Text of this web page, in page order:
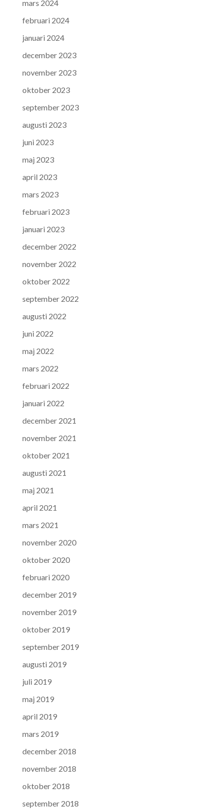
mars 2024
februari 2024
januari 2024
december 2023
november 2023
oktober 2023
september 2023
augusti 2023
juni 2023
maj 2023
april 2023
mars 2023
februari 2023
januari 2023
december 2022
november 2022
oktober 2022
september 2022
augusti 2022
juni 2022
maj 2022
mars 2022
februari 2022
januari 2022
december 2021
november 2021
oktober 2021
augusti 2021
maj 2021
april 2021
mars 2021
november 2020
oktober 2020
februari 2020
december 2019
november 2019
oktober 2019
september 2019
augusti 2019
juli 2019
maj 2019
april 2019
mars 2019
december 2018
november 2018
oktober 2018
september 2018